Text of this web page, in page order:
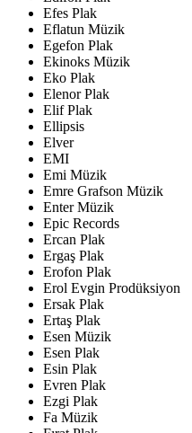
Efes Plak
Eflatun Müzik
Egefon Plak
Ekinoks Müzik
Eko Plak
Elenor Plak
Elif Plak
Ellipsis
Elver
EMI
Emi Müzik
Emre Grafson Müzik
Enter Müzik
Epic Records
Ercan Plak
Ergaş Plak
Erofon Plak
Erol Evgin Prodüksiyon
Ersak Plak
Ertaş Plak
Esen Müzik
Esen Plak
Esin Plak
Evren Plak
Ezgi Plak
Fa Müzik